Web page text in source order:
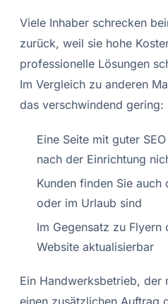
Viele Inhaber schrecken
zurück, weil sie hohe
professionelle Lösungen
Im Vergleich zu anderen
das verschwindend gering:
Eine Seite mit guter
nach der Einrichtung
Kunden finden Sie auch
oder im Urlaub sind
Im Gegensatz zu
Website aktualisierbar
Ein Handwerksbetrieb, der